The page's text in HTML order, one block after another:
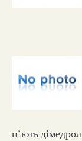
п’ють